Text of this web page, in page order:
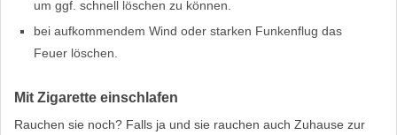
um ggf. schnell löschen zu können.
bei aufkommendem Wind oder starken Funkenflug das
Feuer löschen.
Mit Zigarette einschlafen
Rauchen sie noch? Falls ja und sie rauchen auch Zuhause zur